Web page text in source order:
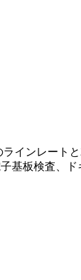
インレート
基板検査、